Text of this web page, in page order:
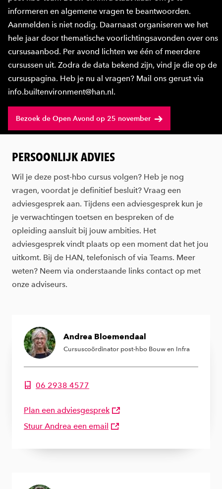
informeren en algemene vragen te beantwoorden.
Aanmelden is niet nodig. Daarnaast organiseren we het
hele jaar door thematische voorlichtingsavonden over ons
cursusaanbod. Per avond lichten we één of meerdere
cursussen uit. Zodra de data bekend zijn, vind je die op de
cursuspagina. Heb je nu al vragen? Mail ons gerust via
info.builtenvironment@han.nl.
Bezoek de Open Avond op 25 november
PERSOONLIJK ADVIES
Wil je deze post-hbo cursus volgen? Heb je nog
vragen, voordat je definitief besluit? Vraag een
adviesgesprek aan. Tijdens een adviesgesprek kun je
je verwachtingen toetsen en bespreken of de
opleiding aansluit bij jouw ambities. Het
adviesgesprek vindt plaats op een moment dat het jou
uitkomt. Bij de HAN, telefonisch of via Teams. Meer
weten? Neem via onderstaande links contact op met
onze adviseurs.
Andrea Bloemendaal
Cursuscoördinator post-hbo Bouw en Infra
06 2938 4577
Telefoonnummer van Andrea Bloemendaal
Plan een adviesgesprek
Stuur Andrea een email